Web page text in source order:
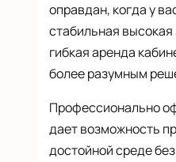
оправдан, когда у
стабильная высокая
гибкая аренда
более разумным
Профессионально
дает возможность
достойной среде